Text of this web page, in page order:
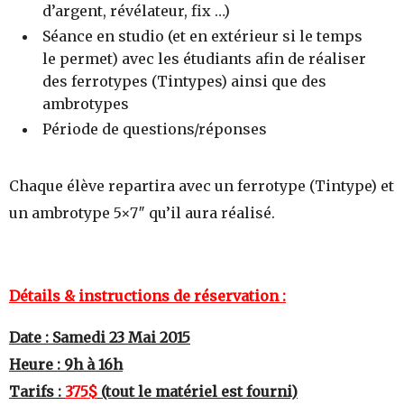
d’argent, révélateur, fix …)
Séance en studio (et en extérieur si le temps
le permet) avec les étudiants afin de réaliser
des ferrotypes (Tintypes) ainsi que des
ambrotypes
Période de questions/réponses
Chaque élève repartira avec un ferrotype (Tintype) et
un ambrotype 5×7″ qu’il aura réalisé.
Détails & instructions de réservation :
Date : Samedi 23 Mai 2015
Heure : 9h à 16h
Tarifs : 375$ (tout le matériel est fourni)